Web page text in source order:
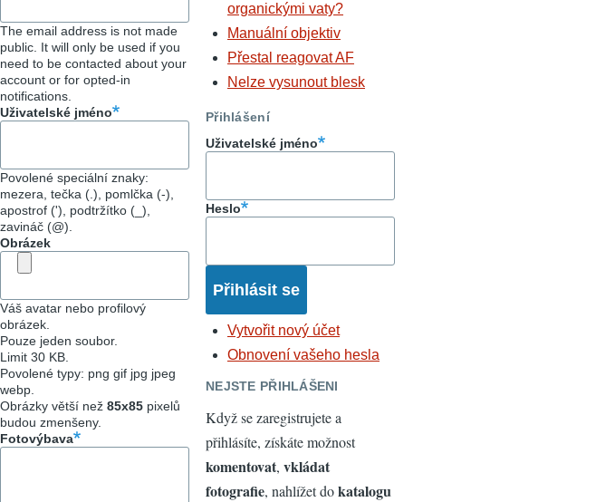
The email address is not made
public. It will only be used if you
need to be contacted about your
account or for opted-in
notifications.
Uživatelské jméno
Povolené speciální znaky:
mezera, tečka (.), pomlčka (-),
apostrof ('), podtržítko (_),
zavináč (@).
Obrázek
Váš avatar nebo profilový
obrázek.
Pouze jeden soubor.
Limit 30 KB.
Povolené typy: png gif jpg jpeg
webp.
Obrázky větší než 85x85 pixelů
budou zmenšeny.
Fotovýbava
organickými vaty?
Manuální objektiv
Přestal reagovat AF
Nelze vysunout blesk
Přihlášení
Uživatelské jméno
Heslo
Vytvořit nový účet
Obnovení vašeho hesla
NEJSTE PŘIHLÁŠENI
Když se zaregistrujete a
přihlásíte, získáte možnost
komentovat, vkládat
fotografie, nahlížet dokatalogu